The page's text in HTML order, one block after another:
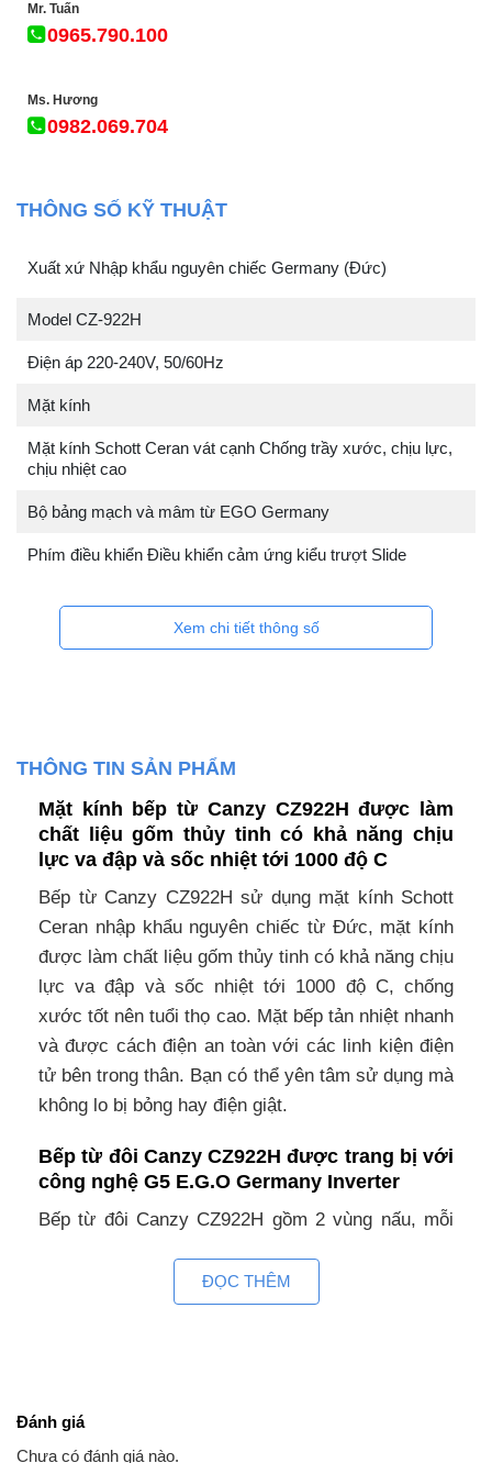
Mr. Tuấn
0965.790.100
Ms. Hương
0982.069.704
THÔNG SỐ KỸ THUẬT
Xuất xứ Nhập khẩu nguyên chiếc Germany (Đức)
Model CZ-922H
Điện áp 220-240V, 50/60Hz
Mặt kính
Mặt kính Schott Ceran vát cạnh Chống trầy xước, chịu lực,
chịu nhiệt cao
Bộ bảng mạch và mâm từ EGO Germany
Phím điều khiển Điều khiển cảm ứng kiểu trượt Slide
Xem chi tiết thông số
THÔNG TIN SẢN PHẨM
Mặt kính bếp từ Canzy CZ922H được làm
chất liệu gốm thủy tinh có khả năng chịu
lực va đập và sốc nhiệt tới 1000 độ C
Bếp từ Canzy CZ922H sử dụng mặt kính Schott
Ceran nhập khẩu nguyên chiếc từ Đức, mặt kính
được làm chất liệu gốm thủy tinh có khả năng chịu
lực va đập và sốc nhiệt tới 1000 độ C, chống
xước tốt nên tuổi thọ cao. Mặt bếp tản nhiệt nhanh
và được cách điện an toàn với các linh kiện điện
tử bên trong thân. Bạn có thể yên tâm sử dụng mà
không lo bị bỏng hay điện giật.
Bếp từ đôi Canzy CZ922H được trang bị với
công nghệ G5 E.G.O Germany Inverter
Bếp từ đôi Canzy CZ922H gồm 2 vùng nấu, mỗi
chức năng Booster là 3700W. Chức năng Booster
nấu siêu nhanh, tuy nhiên thời gian tối đa mặc
Bếp từ âm Canzy CZ-922H tiết kiệm điện
ĐỌC THÊM
Đánh giá
Chưa có đánh giá nào.